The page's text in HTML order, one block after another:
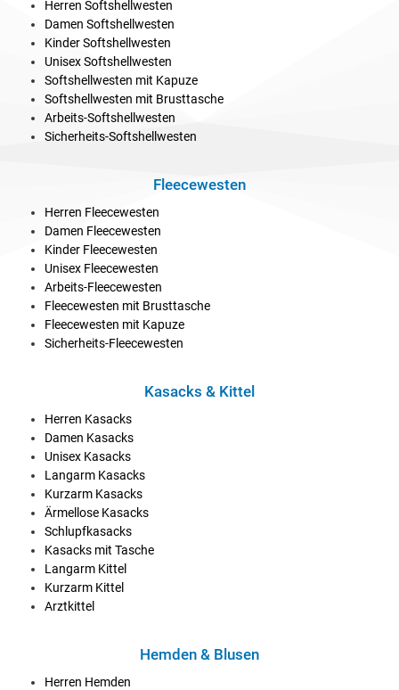
Herren Softshellwesten
Damen Softshellwesten
Kinder Softshellwesten
Unisex Softshellwesten
Softshellwesten mit Kapuze
Softshellwesten mit Brusttasche
Arbeits-Softshellwesten
Sicherheits-Softshellwesten
Fleecewesten
Herren Fleecewesten
Damen Fleecewesten
Kinder Fleecewesten
Unisex Fleecewesten
Arbeits-Fleecewesten
Fleecewesten mit Brusttasche
Fleecewesten mit Kapuze
Sicherheits-Fleecewesten
Kasacks & Kittel
Herren Kasacks
Damen Kasacks
Unisex Kasacks
Langarm Kasacks
Kurzarm Kasacks
Ärmellose Kasacks
Schlupfkasacks
Kasacks mit Tasche
Langarm Kittel
Kurzarm Kittel
Arztkittel
Hemden & Blusen
Herren Hemden